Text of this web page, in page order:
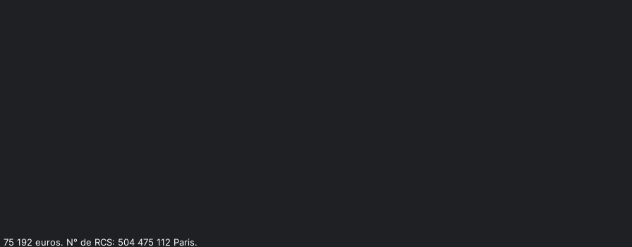
192 euros. N° de RCS: 504 475 112 Paris.